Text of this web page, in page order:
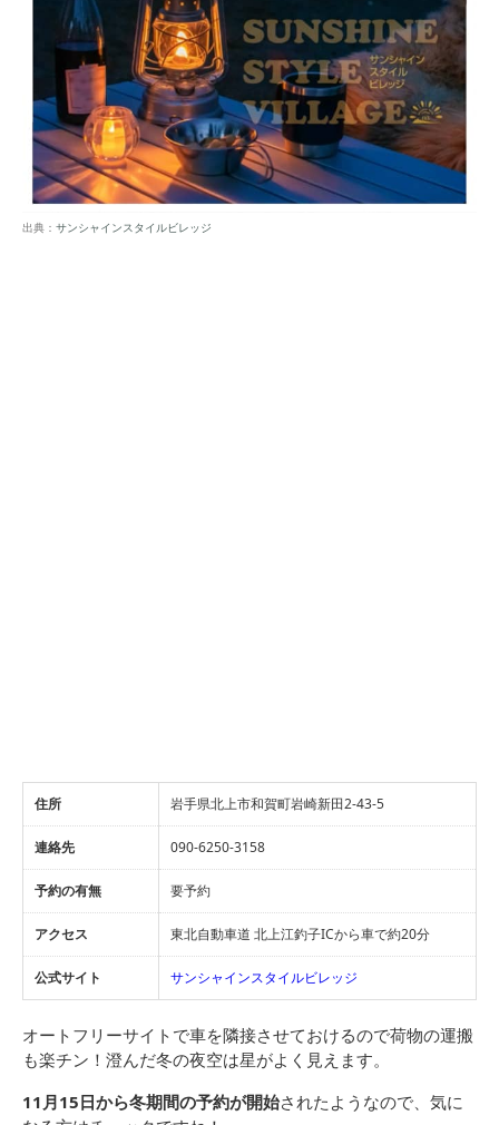
出典： サンシャインスタイルビレッジ
住所 岩手県北上市和賀町岩崎新田2-43-5
連絡先 090-6250-3158
予約の有無 要予約
アクセス 東北自動車道 北上江釣子ICから車で約20分
公式サイト サンシャインスタイルビレッジ
オートフリーサイトで車を隣接させておけるので荷物の運搬
も楽チン！澄んだ冬の夜空は星がよく見えます。
11月15日から冬期間の予約が開始されたようなので、気に